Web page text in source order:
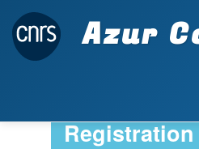
Azur
Registration